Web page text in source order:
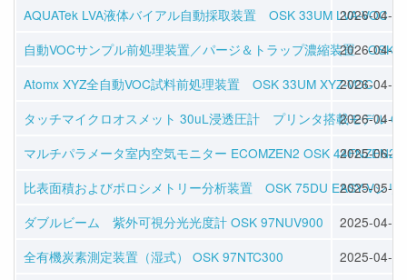
AQUATek LVA液体バイアル自動採取装置 OSK 33UM LVA-VOC
2026-04-16
自動VOCサンプル前処理装置／パージ＆トラップ濃縮装置 OSK
2026-04-16
Atomx XYZ全自動VOC試料前処理装置 OSK 33UM XYZ-VOC
2026-04-16
タッチマイクロオスメット 30uL浸透圧計 プリンタ搭載モデル
2026-04-16
マルチパラメータ室内空気モニター ECOMZEN2 OSK 44FNZEN2
2025-06-25
比表面積およびポロシメトリー分析装置 OSK 75DU EASY-Vシリ
2025-05-28
ダブルビーム 紫外可視分光光度計 OSK 97NUV900
2025-04-30
全有機炭素測定装置（湿式） OSK 97NTC300
2025-04-30